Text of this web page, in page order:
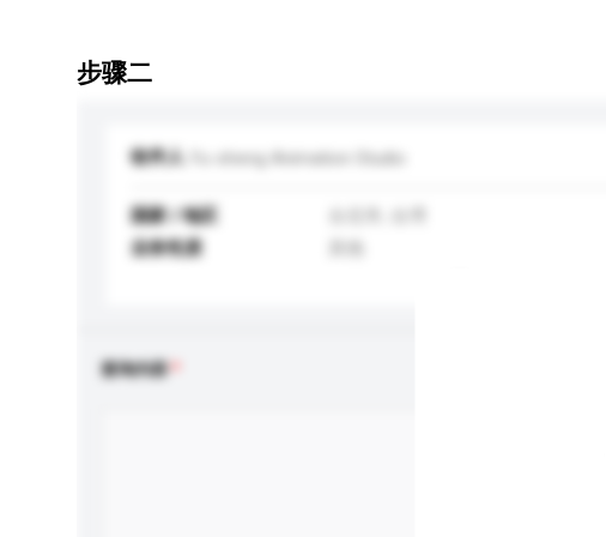
步骤二
收件人 Yu-sheng Animation Studio
国家 / 地区
业务性质
查询内容